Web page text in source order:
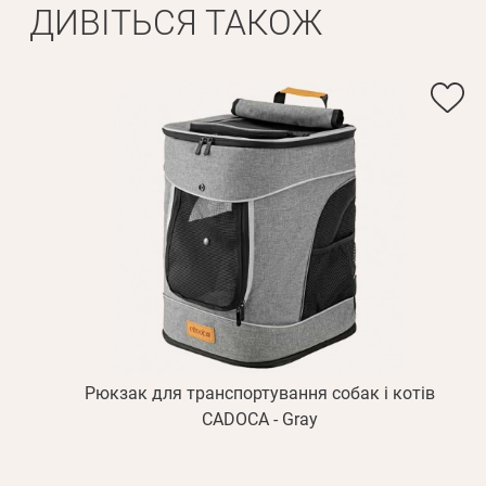
ДИВІТЬСЯ ТАКОЖ
Рюкзак для транспортування собак і котів
CADOCA - Gray
Ім'я*